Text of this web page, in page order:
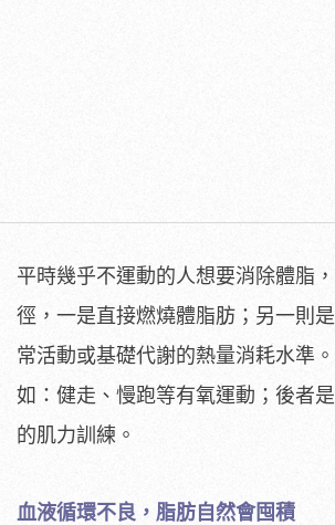
平時幾乎不運動的人想要消除體脂
徑，一是直接燃燒體脂肪；另一則
常活動或基礎代謝的熱量消耗水準
如：健走、慢跑等有氧運動；後者
的肌力訓練。
血液循環不良，脂肪自然會囤積